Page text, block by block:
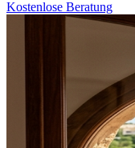
Kostenlose Beratung